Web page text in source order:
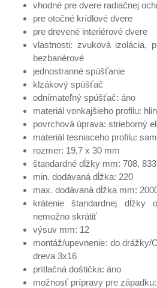
vhodné pre dvere radiačnej
pre otočné krídlové dvere
pre drevené interiérové dvere
vlastnosti: zvuková izolácia,
bezbariérové
jednostranné spúšťanie
klzákový spúšťač
odnímateľný spúšťač: áno
materiál vonkajšieho profilu:
povrchová úprava: strieborný
materiál tesniaceho profilu:
rozmer: 19,7 x 30 mm
štandardné dĺžky mm: 708,
min. dodávaná dĺžka: 220
max. dodávaná dĺžka mm:
krátenie štandardnej
nemožno skrátiť
výsuv mm: 12
montáž/upevnenie: do drážky/
dreva 3x16
prítlačná doštička: áno
možnosť prípravy pre